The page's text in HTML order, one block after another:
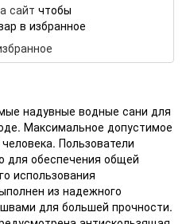
сайт чтобы
в избранное
надувные водные сани для
Максимальное допустимое
Пользователи
для обеспечения общей
использования
из надежного
для большей прочности.